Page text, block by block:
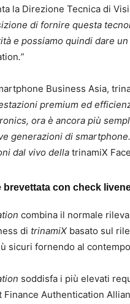
la Direzione Tecnica di
di fornire questa
e possiamo quindi dare
.”
Business Asia,
premium ed
ora è ancora più
generazioni di
dal vivo della trinamiX
con check
combina il normale
di trinamiX basato sul
sicuri fornendo al
soddisfa i più elevati
Authentication